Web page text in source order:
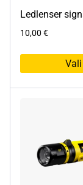
Ledlenser
10,00 €
Vali
Valikuid
saab